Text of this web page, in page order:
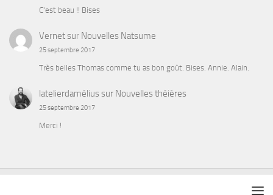
C'est beau !! Bises
Vernetsur Nouvelles Natsume
25 septembre 2017
Très belles Thomas comme tu as bon goût. Bises. Annie. Alain.
latelierdaméliussur Nouvelles théières
25 septembre 2017
Merci !